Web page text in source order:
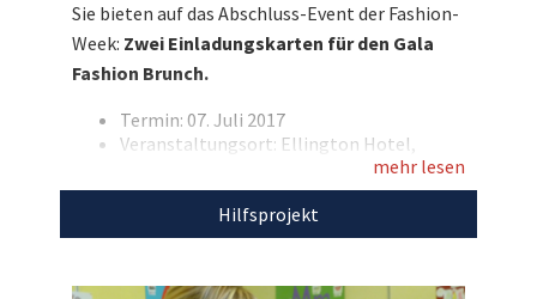
zwei exklusive Einladungen. Bieten Sie mit und
feiern Sie in unvergleichlicher Atmosphäre den
Ausklang der Berliner Fashion Week!
Entdecken Sie bei uns auch weitere
für den guten Zweck!
Sie bieten auf das Abschluss-Event der Fashion-
Week: Zwei Einladungskarten für den Gala
Fashion Brunch.
Termin: 07. Juli 2017
Veranstaltungsort: Ellington Hotel,
Zeit: 10:00 – 14:00 Uhr
Eigene Anreise
Ohne Übernachtung
Den Erlös der Auktion „Highlight der Fashion
mehr lesen
Hilfsprojekt